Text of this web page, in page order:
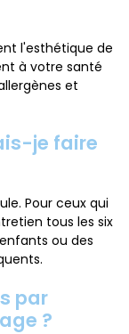
l'esthétique de
à votre santé
et
je faire
Pour ceux qui
tous les six
ou des
par
?